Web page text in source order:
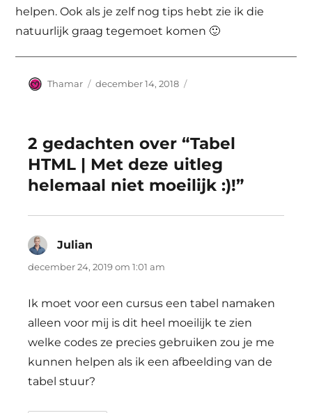
helpen. Ook als je zelf nog tips hebt zie ik die
natuurlijk graag tegemoet komen 🙂
Auteur
Thamar
Geplaatst
december 14, 2018
2 gedachten over “Tabel
HTML | Met deze uitleg
helemaal niet moeilijk :)!”
Julian
december 24, 2019 om 1:01 am
Ik moet voor een cursus een tabel namaken
alleen voor mij is dit heel moeilijk te zien
welke codes ze precies gebruiken zou je me
kunnen helpen als ik een afbeelding van de
tabel stuur?